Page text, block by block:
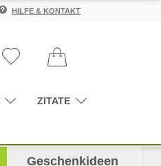
HILFE & KONTAKT
ZITATE
Geschenkideen